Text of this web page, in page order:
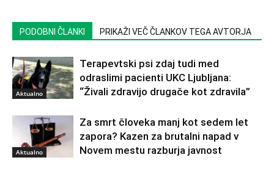
PODOBNI ČLANKI PRIKAŽI VEČ ČLANKOV TEGA AVTORJA
Aktualno
Terapevtski psi zdaj tudi med
odraslimi pacienti UKC Ljubljana:
“Živali zdravijo drugače kot zdravila”
Aktualno
Za smrt človeka manj kot sedem let
zapora? Kazen za brutalni napad v
Novem mestu razburja javnost